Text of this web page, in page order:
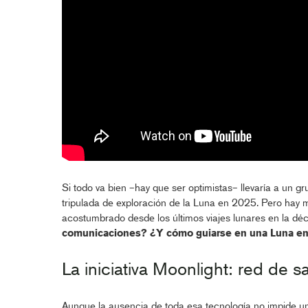
Si todo va bien –hay que ser optimistas– llevaría a un
tripulada de exploración de la Luna en 2025. Pero hay
acostumbrado desde los últimos viajes lunares en la
comunicaciones? ¿Y cómo guiarse en una Luna
La iniciativa Moonlight: red de